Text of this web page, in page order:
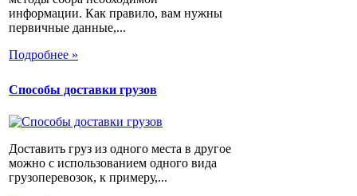
информации. Как правило, вам нужны
первичные данные,...
Подробнее »
Способы доставки грузов
Доставить груз из одного места в другое
можно с использованием одного вида
грузоперевозок, к примеру,...